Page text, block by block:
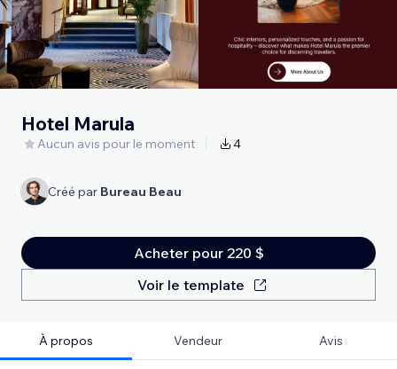
Hotel Marula
Aucun avis pour le moment 4
Créé par Bureau Beau
Acheter pour 220 $
Voir le template
À propos Vendeur Avis